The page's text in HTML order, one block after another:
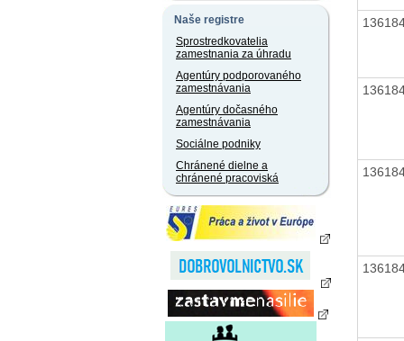
Naše registre
Sprostredkovatelia
zamestnania za úhradu
Agentúry podporovaného
zamestnávania
Agentúry dočasného
zamestnávania
Sociálne podniky
Chránené dielne a
chránené pracoviská